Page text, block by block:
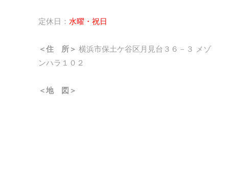
定休日： 水曜・祝日
＜住 所＞ 横浜市保土ケ谷区月見台３６－３ メゾ
ンハラ１０２
＜地 図＞